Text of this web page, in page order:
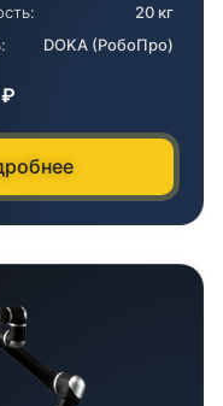
20 кг
DOKA (РобоПро)
₽